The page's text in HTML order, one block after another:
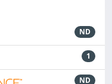
ND
1
ND